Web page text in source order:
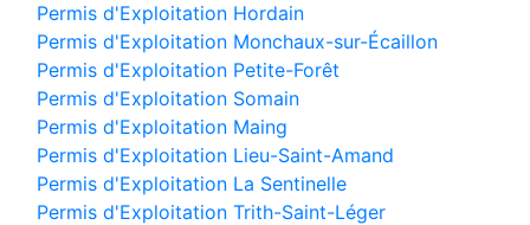
Permis d'Exploitation Hordain
Permis d'Exploitation Monchaux-sur-Écaillon
Permis d'Exploitation Petite-Forêt
Permis d'Exploitation Somain
Permis d'Exploitation Maing
Permis d'Exploitation Lieu-Saint-Amand
Permis d'Exploitation La Sentinelle
Permis d'Exploitation Trith-Saint-Léger